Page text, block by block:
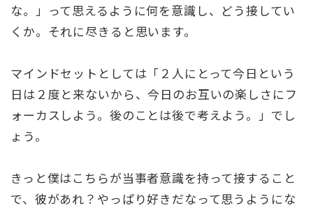
な。」って思えるように何を意識し、どう接してい
くか。それに尽きると思います。
マインドセットとしては「２人にとって今日という
日は２度と来ないから、今日のお互いの楽しさにフ
ォーカスしよう。後のことは後で考えよう。」でし
ょう。
きっと僕はこちらが当事者意識を持って接すること
で、彼があれ？やっぱり好きだなって思うようにな